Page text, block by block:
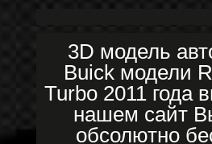
3D модель
Buick модели
Turbo 2011 года
нашем сайт
обсолютно